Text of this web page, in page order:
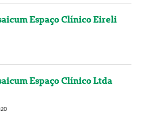
Espaço Clínico Eireli
Espaço Clínico Ltda